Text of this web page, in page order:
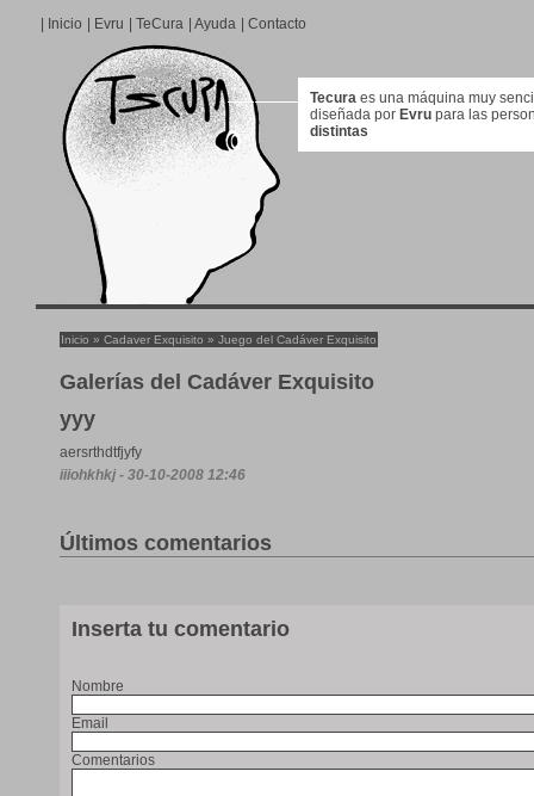
Inicio Evru TeCura Ayuda Contacto
Tecura es una máquina muy
diseñada por Evru para las
distintas
Inicio » Cadaver Exquisito » Juego del Cadáver Exquisito
Galerías del Cadáver Exquisito
yyy
aersrthdtfjyfy
iiiohkhkj - 30-10-2008 12:46
Últimos comentarios
Inserta tu comentario
Nombre
Email
Comentarios